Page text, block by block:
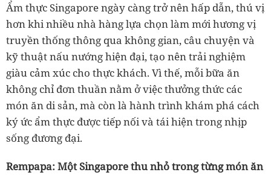
Ẩm thực Singapore ngày càng trở nên hấp dẫn, thú vị
hơn khi nhiều nhà hàng lựa chọn làm mới hương vị
truyền thống thông qua không gian, câu chuyện và
kỹ thuật nấu nướng hiện đại, tạo nên trải nghiệm
giàu cảm xúc cho thực khách. Vì thế, mỗi bữa ăn
không chỉ đơn thuần nằm ở việc thưởng thức các
món ăn di sản, mà còn là hành trình khám phá cách
ký ức ẩm thực được tiếp nối và tái hiện trong nhịp
sống đương đại.
Rempapa: Một Singapore thu nhỏ trong từng món ăn